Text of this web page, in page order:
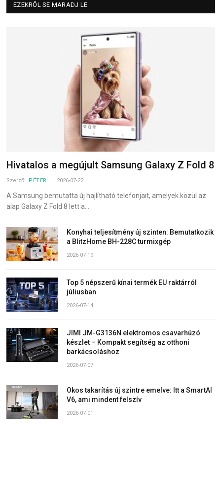
EZEKRŐL SE MARADJ LE
Hivatalos a megújult Samsung Galaxy Z Fold 8
Szerző: PÉTER 2026-07-22
A Samsung bemutatta új hajlítható telefonjait, amelyek közül az
alap Galaxy Z Fold 8 lett a…
Konyhai teljesítmény új szinten: Bemutatkozik
a BlitzHome BH-228C turmixgép
2026-07-19
Top 5 népszerű kínai termék EU raktárról
júliusban
2026-07-14
JIMI JM-G3136N elektromos csavarhúzó
készlet – Kompakt segítség az otthoni
barkácsoláshoz
2026-07-07
Okos takarítás új szintre emelve: Itt a SmartAI
V6, ami mindent felszív
2026-07-01